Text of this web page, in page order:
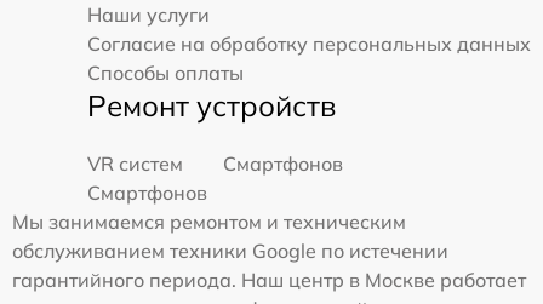
Наши услуги
Согласие на обработку персональных данных
Способы оплаты
Ремонт устройств
VR систем
Смартфонов
Смартфонов
Мы занимаемся ремонтом и техническим
обслуживанием техники Google по истечении
гарантийного периода. Наш центр в Москве работает